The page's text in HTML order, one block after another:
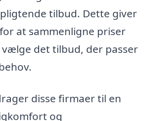
tilbud. Dette giver
at sammenligne priser
det tilbud, der passer
disse firmaer til en
og